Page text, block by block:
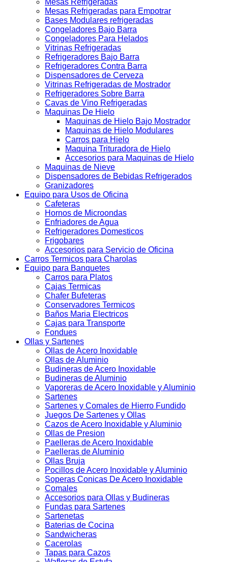
Mesas Refrigeradas
Mesas Refrigeradas para Empotrar
Bases Modulares refrigeradas
Congeladores Bajo Barra
Congeladores Para Helados
Vitrinas Refrigeradas
Refrigeradores Bajo Barra
Refrigeradores Contra Barra
Dispensadores de Cerveza
Vitrinas Refrigeradas de Mostrador
Refrigeradores Sobre Barra
Cavas de Vino Refrigeradas
Maquinas De Hielo
Maquinas de Hielo Bajo Mostrador
Maquinas de Hielo Modulares
Carros para Hielo
Maquina Trituradora de Hielo
Accesorios para Maquinas de Hielo
Maquinas de Nieve
Dispensadores de Bebidas Refrigerados
Granizadores
Equipo para Usos de Oficina
Cafeteras
Hornos de Microondas
Enfriadores de Agua
Refrigeradores Domesticos
Frigobares
Accesorios para Servicio de Oficina
Carros Termicos para Charolas
Equipo para Banquetes
Carros para Platos
Cajas Termicas
Chafer Bufeteras
Conservadores Termicos
Baños Maria Electricos
Cajas para Transporte
Fondues
Ollas y Sartenes
Ollas de Acero Inoxidable
Ollas de Aluminio
Budineras de Acero Inoxidable
Budineras de Aluminio
Vaporeras de Acero Inoxidable y Aluminio
Sartenes
Sartenes y Comales de Hierro Fundido
Juegos De Sartenes y Ollas
Cazos de Acero Inoxidable y Aluminio
Ollas de Presion
Paelleras de Acero Inoxidable
Paelleras de Aluminio
Ollas Bruja
Pocillos de Acero Inoxidable y Aluminio
Soperas Conicas De Acero Inoxidable
Comales
Accesorios para Ollas y Budineras
Fundas para Sartenes
Sartenetas
Baterias de Cocina
Sandwicheras
Cacerolas
Tapas para Cazos